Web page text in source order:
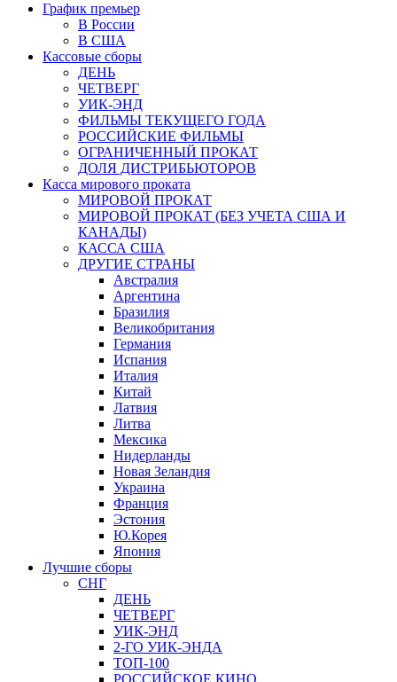
График премьер
В России
В США
Кассовые сборы
ДЕНЬ
ЧЕТВЕРГ
УИК-ЭНД
ФИЛЬМЫ ТЕКУЩЕГО ГОДА
РОССИЙСКИЕ ФИЛЬМЫ
ОГРАНИЧЕННЫЙ ПРОКАТ
ДОЛЯ ДИСТРИБЬЮТОРОВ
Касса мирового проката
МИРОВОЙ ПРОКАТ
МИРОВОЙ ПРОКАТ (БЕЗ УЧЕТА США И
КАНАДЫ)
КАССА США
ДРУГИЕ СТРАНЫ
Австралия
Аргентина
Бразилия
Великобритания
Германия
Испания
Италия
Китай
Латвия
Литва
Мексика
Нидерланды
Новая Зеландия
Украина
Франция
Эстония
Ю.Корея
Япония
Лучшие сборы
СНГ
ДЕНЬ
ЧЕТВЕРГ
УИК-ЭНД
2-ГО УИК-ЭНДА
ТОП-100